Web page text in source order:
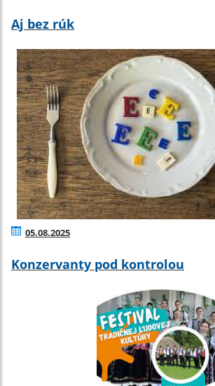
Aj bez rúk
05.08.2025
Konzervanty pod kontrolou